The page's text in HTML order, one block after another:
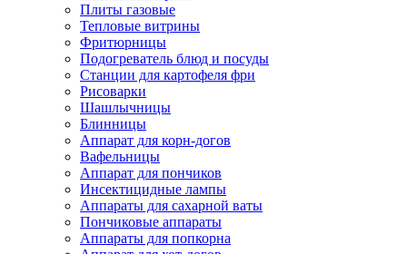
Плиты газовые
Тепловые витрины
Фритюрницы
Подогреватель блюд и посуды
Станции для картофеля фри
Рисоварки
Шашлычницы
Блинницы
Аппарат для корн-догов
Вафельницы
Аппарат для пончиков
Инсектицидные лампы
Аппараты для сахарной ваты
Пончиковые аппараты
Аппараты для попкорна